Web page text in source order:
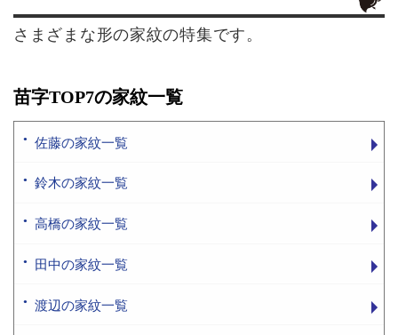
さまざまな形の家紋の特集です。
苗字TOP7の家紋一覧
佐藤の家紋一覧
鈴木の家紋一覧
高橋の家紋一覧
田中の家紋一覧
渡辺の家紋一覧